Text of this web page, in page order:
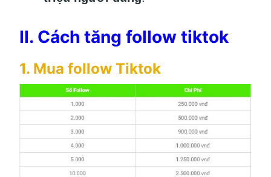
II. Cách tăng follow tiktok
1. Mua follow Tiktok